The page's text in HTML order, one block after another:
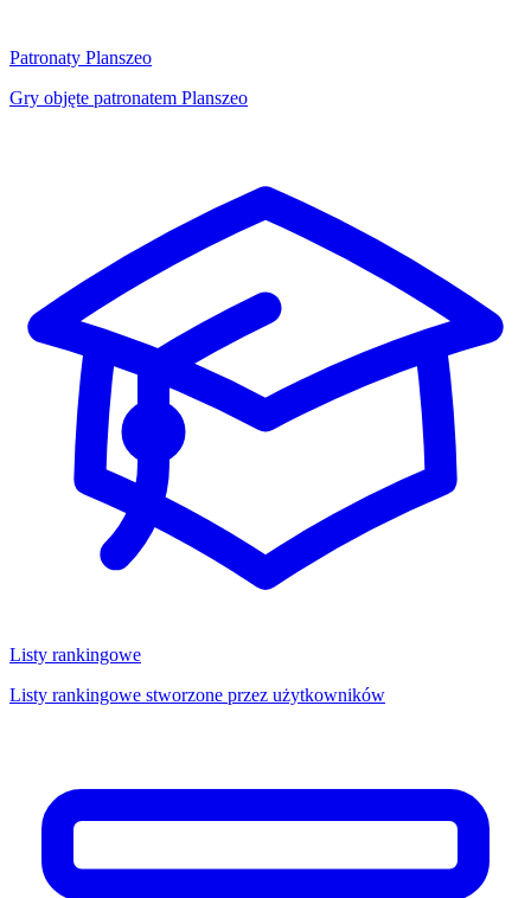
Patronaty Planszeo
Gry objęte patronatem Planszeo
Listy rankingowe
Listy rankingowe stworzone przez użytkowników